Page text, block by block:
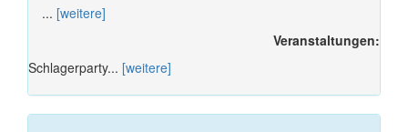
... [weitere]
Veranstaltungen:
Schlagerparty... [weitere]